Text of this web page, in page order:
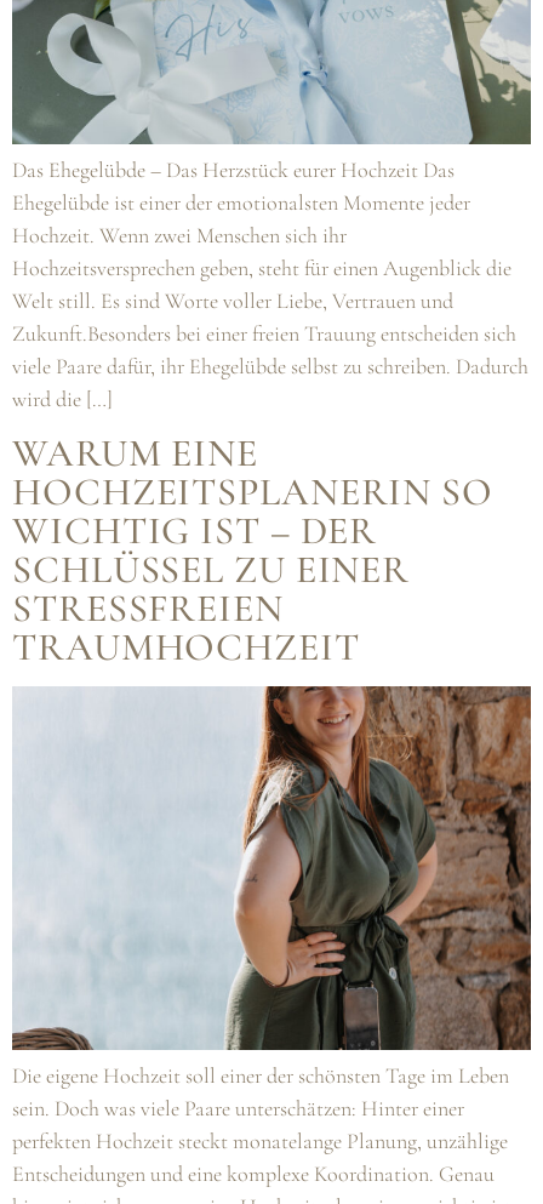
Das Ehegelübde – Das Herzstück eurer Hochzeit Das
Ehegelübde ist einer der emotionalsten Momente jeder
Hochzeit. Wenn zwei Menschen sich ihr
Hochzeitsversprechen geben, steht für einen Augenblick die
Welt still. Es sind Worte voller Liebe, Vertrauen und
Zukunft.Besonders bei einer freien Trauung entscheiden sich
viele Paare dafür, ihr Ehegelübde selbst zu schreiben. Dadurch
wird die […]
WARUM EINE
HOCHZEITSPLANERIN SO
WICHTIG IST – DER
SCHLÜSSEL ZU EINER
STRESSFREIEN
TRAUMHOCHZEIT
Die eigene Hochzeit soll einer der schönsten Tage im Leben
sein. Doch was viele Paare unterschätzen: Hinter einer
perfekten Hochzeit steckt monatelange Planung, unzählige
Entscheidungen und eine komplexe Koordination. Genau